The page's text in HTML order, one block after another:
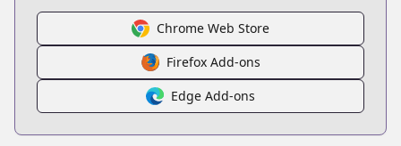
Chrome Web Store
Firefox Add-ons
Edge Add-ons